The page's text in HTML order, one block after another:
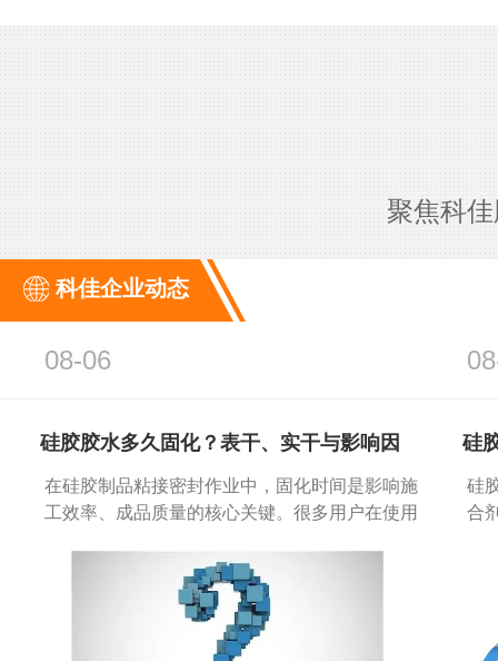
02
产品多元化发展，广泛应
航天航空等制造业
03
聚焦科
科佳企业动态
08-06
硅胶胶水多久固化？表干、实干与影响因
素...
在硅胶制品粘接密封作业中，固化时间是影响施
工效率、成品质量的核心关键。很多用户在使用
硅
及...
硅
合